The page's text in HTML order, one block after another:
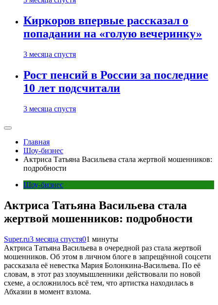
Киркоров впервые рассказал о
попадании на «голую вечеринку»
3 месяца спустя
Рост пенсий в России за последние
10 лет подсчитали
3 месяца спустя
Главная
Шоу-бизнес
Актриса Татьяна Васильева стала жертвой мошенников:
подробности
Шоу-бизнес
Актриса Татьяна Васильева стала
жертвой мошенников: подробности
Super.ru3 месяца спустя01 минуты
Актриса Татьяна Васильева в очередной раз стала жертвой
мошенников. Об этом в личном блоге в запрещённой соцсети
рассказала её невестка Мария Болонкина-Васильева. По её
словам, в этот раз злоумышленники действовали по новой
схеме, а осложнилось всё тем, что артистка находилась в
Абхазии в момент взлома.